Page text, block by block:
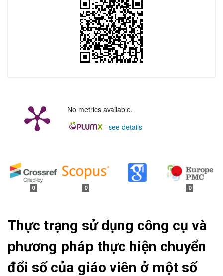
No metrics available.
- see details
0 0 0
Thực trạng sử dụng công cụ và
phương pháp thực hiện chuyển
đổi số của giáo viên ở một số